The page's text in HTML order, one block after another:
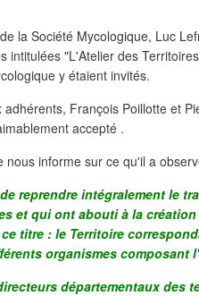
la Société Mycologique, Luc
intitulées "L'Atelier des
y étaient invités.
François Poillotte et
accepté .
nous informe sur ce qu'il a
reprendre intégralement le
et qui ont abouti à la
titre : le Territoire
organismes composant
départementaux des